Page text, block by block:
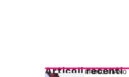
Articoli recenti
PRIMO PIANO